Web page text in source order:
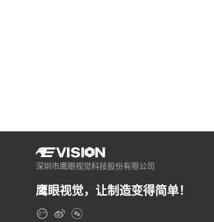
深圳市鹰眼视觉科技股份有限公司
鹰眼视觉，让制造变得简单！